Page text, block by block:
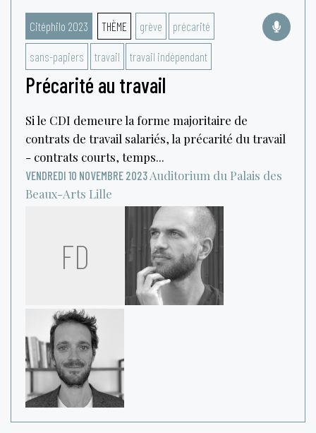
Citéphilo 2023 THÈME grève précarité
sans-papiers travail travail indépendant
Précarité au travail
Si le CDI demeure la forme majoritaire de
contrats de travail salariés, la précarité du travail
- contrats courts, temps...
VENDREDI 10 NOVEMBRE 2023 Auditorium du Palais des
Beaux-Arts Lille
FD